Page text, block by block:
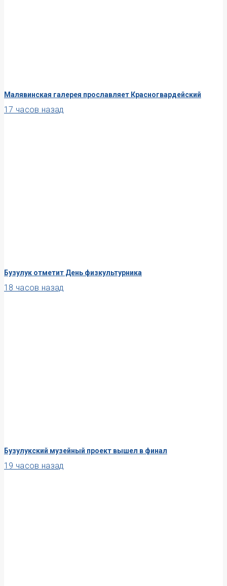
Малявинская галерея прославляет Красногвардейский
17 часов назад
Бузулук отметит День физкультурника
18 часов назад
Бузулукский музейный проект вышел в финал
19 часов назад